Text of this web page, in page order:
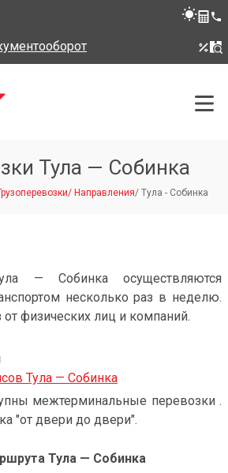
Тула — Собинка
/ Направления/ Тула - Собинка
— Собинка осуществляются
несколько раз в неделю.
физических лиц и компаний.
Тула — Собинка
межтерминальные перевозки .
"от двери до двери".
Тула — Собинка